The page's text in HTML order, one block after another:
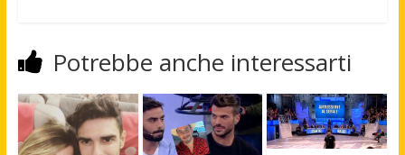
Potrebbe anche interessarti